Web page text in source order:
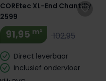
COREtec XL-End Chantilly
2599
91,95 m² 102,95
Direct leverbaar
Inclusief ondervloer